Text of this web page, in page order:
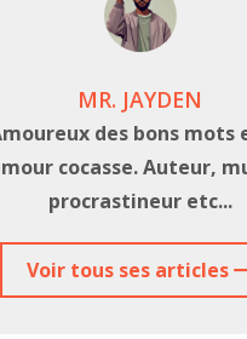
MR. JAYDEN
des bons mots
cocasse. Auteur,
procrastineur etc...
Voir tous ses articles